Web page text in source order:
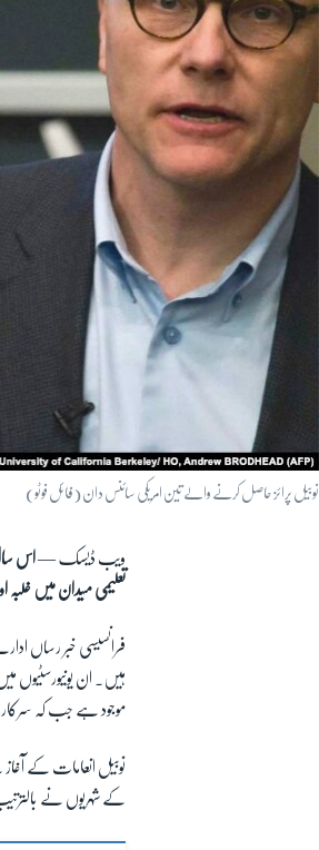
نوبیل پرائز حاصل کرنے والے تین امریکی سائنس دان (فائل فوٹو)
ویب ڈیسک —اس
تعلیمی میدان میں
ہیں۔ ان یونیورسٹیوں
موجود ہے جب کہ سرکاری
نوبیل انعامات کے
کے شہریوں نے